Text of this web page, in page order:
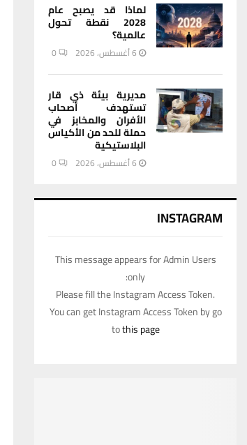
لماذا قد يصبح عام
2028 نقطة تحول
عالمية؟
6 أغسطس، 2026 0
مديرية بيئة ذي قار
تستهدف أصحاب
الأفران والمخابز في
حملة للحد من الأكياس
البلاستيكية
6 أغسطس، 2026 0
INSTAGRAM
This message appears for Admin Users
only:
Please fill the Instagram Access Token.
You can get Instagram Access Token by go
tothis page